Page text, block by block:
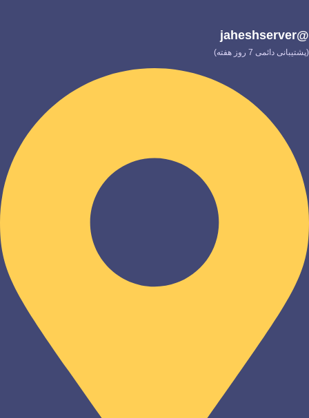
@jaheshserver
(پشتیبانی دائمی 7 روز هفته)